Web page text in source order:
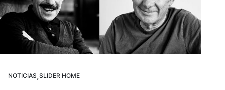
NOTICIAS,SLIDER HOME